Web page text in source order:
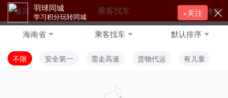
返回 搜索
乘客找车
海南省 乘客找车 默认排序
不限 安全第一 需走高速 货物代运 有儿童
羽球同城
学习积分玩转同城 +关注